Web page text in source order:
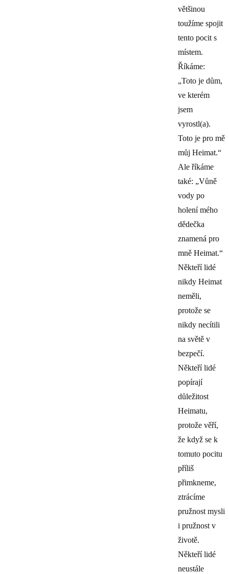
většinou
toužíme spojit
tento pocit s
místem.
Říkáme:
„Toto je dům,
ve kterém
jsem
vyrostl(a).
Toto je pro mě
můj Heimat.“
Ale říkáme
také: „Vůně
vody po
holení mého
dědečka
znamená pro
mně Heimat.“
Někteří lidé
nikdy Heimat
neměli,
protože se
nikdy necítili
na světě v
bezpečí.
Někteří lidé
popírají
důležitost
Heimatu,
protože věří,
že když se k
tomuto pocitu
příliš
přimkneme,
ztrácíme
pružnost mysli
i pružnost v
životě.
Někteří lidé
neustále